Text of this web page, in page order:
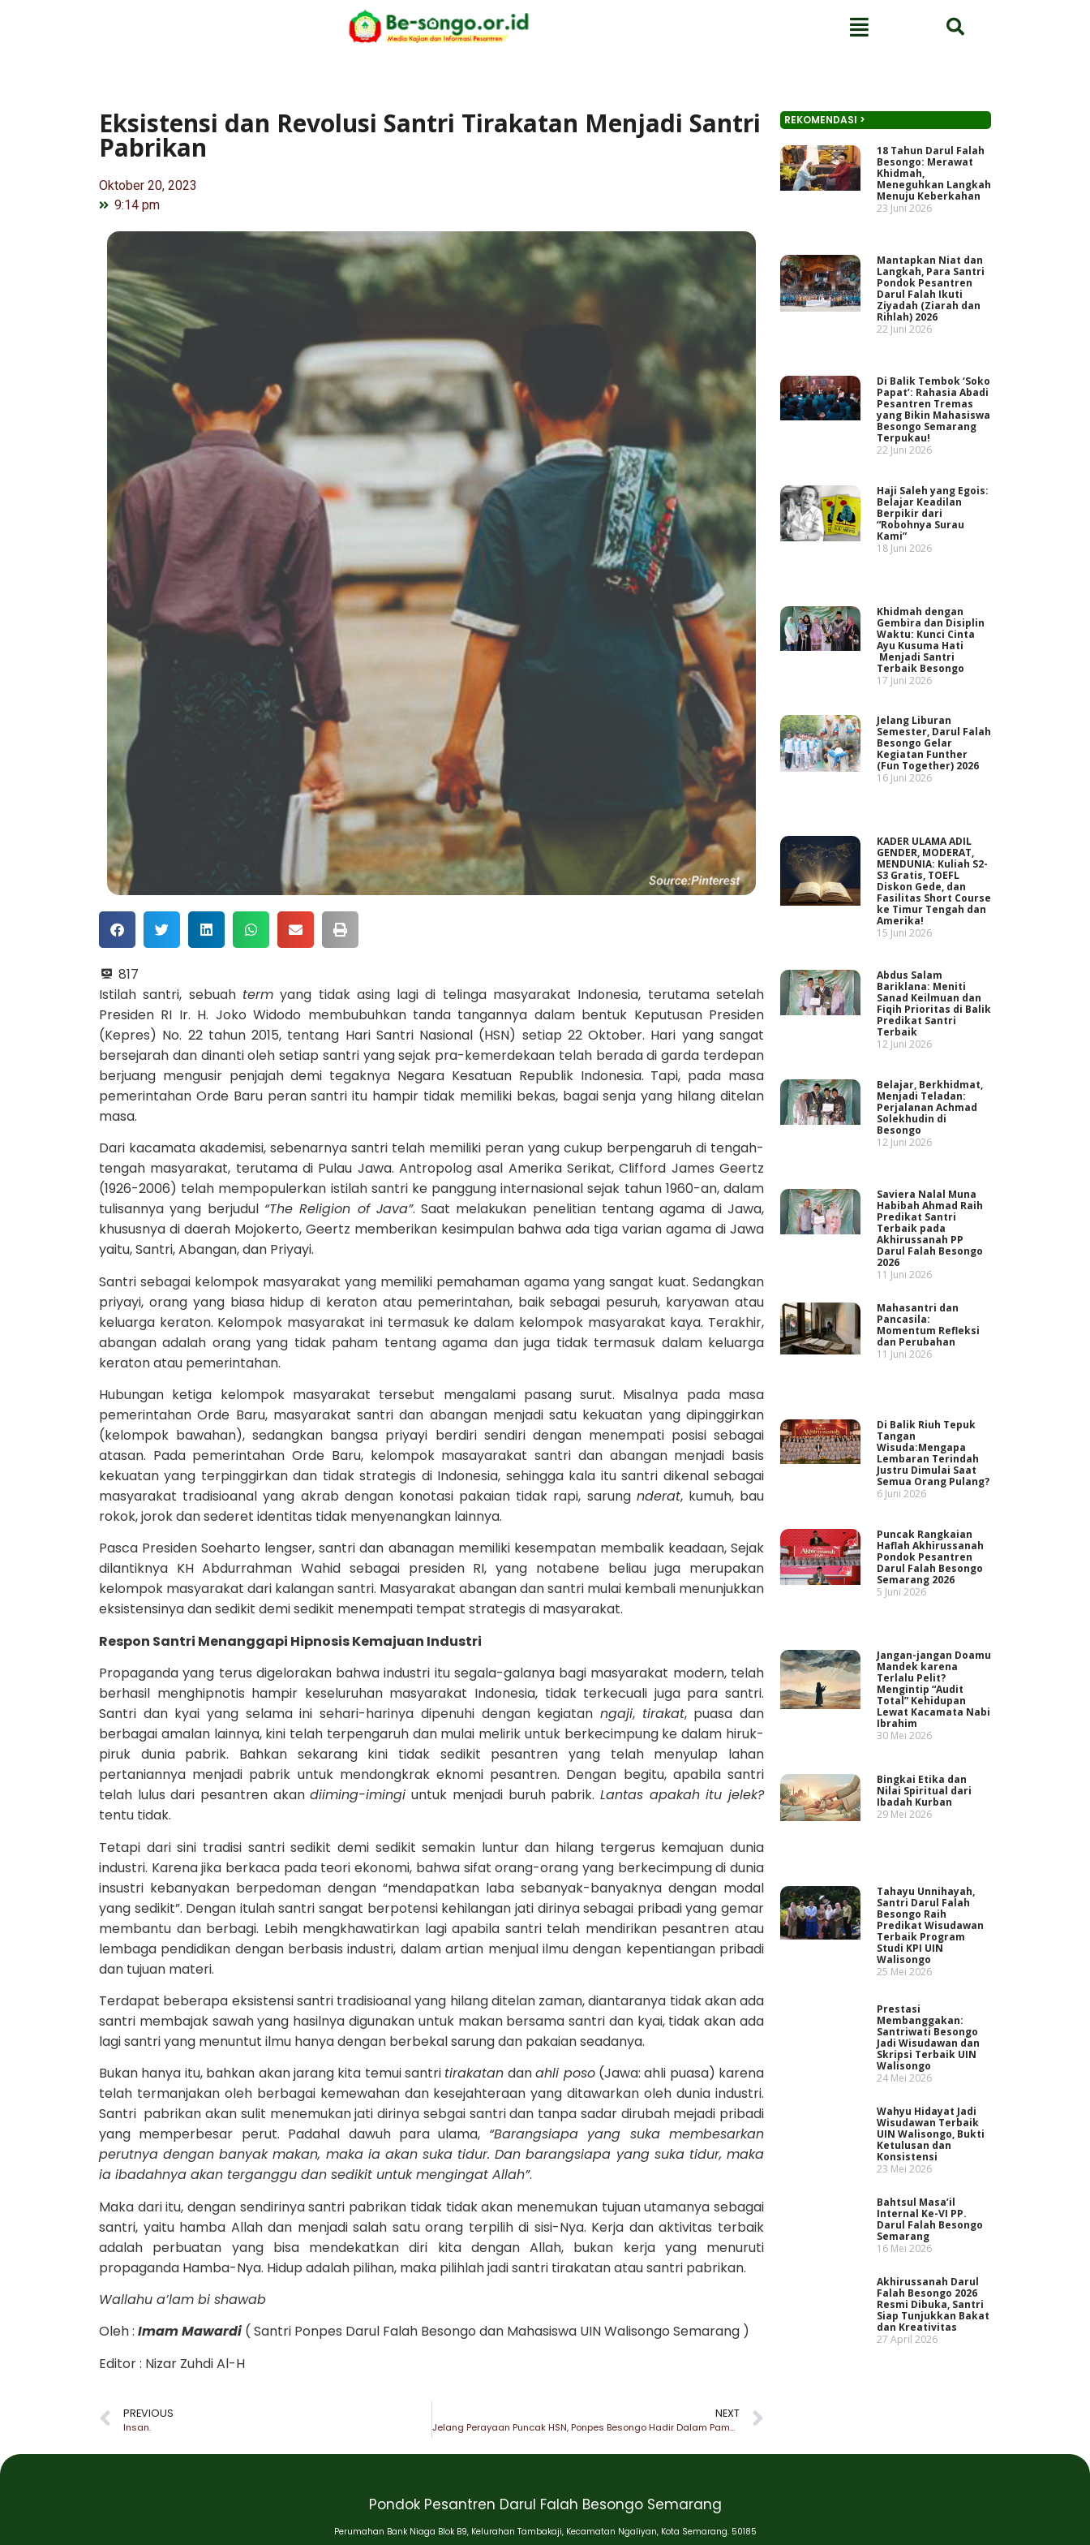
Eksistensi dan Revolusi Santri Tirakatan Menjadi Santri
Pabrikan
Oktober 20, 2023
9:14 pm
817
Istilah santri, sebuah termyang tidak asing lagi di telinga masyarakat Indonesia, terutama setelah
Presiden RI Ir. H. Joko Widodo membubuhkan tanda tangannya dalam bentuk Keputusan Presiden
(Kepres) No. 22 tahun 2015, tentang Hari Santri Nasional (HSN) setiap 22 Oktober. Hari yang sangat
bersejarah dan dinanti oleh setiap santri yang sejak pra-kemerdekaan telah berada di garda terdepan
berjuang mengusir penjajah demi tegaknya Negara Kesatuan Republik Indonesia. Tapi, pada masa
pemerintahan Orde Baru peran santri itu hampir tidak memiliki bekas, bagai senja yang hilang ditelan
masa.
Dari kacamata akademisi, sebenarnya santri telah memiliki peran yang cukup berpengaruh di tengah-
tengah masyarakat, terutama di Pulau Jawa. Antropolog asal Amerika Serikat, Clifford James Geertz
(1926-2006) telah mempopulerkan istilah santri ke panggung internasional sejak tahun 1960-an, dalam
tulisannya yang berjudul “The Religion of Java”. Saat melakukan penelitian tentang agama di Jawa,
khususnya di daerah Mojokerto, Geertz memberikan kesimpulan bahwa ada tiga varian agama di Jawa
yaitu, Santri, Abangan, dan Priyayi.
Santri sebagai kelompok masyarakat yang memiliki pemahaman agama yang sangat kuat. Sedangkan
priyayi, orang yang biasa hidup di keraton atau pemerintahan, baik sebagai pesuruh, karyawan atau
keluarga keraton. Kelompok masyarakat ini termasuk ke dalam kelompok masyarakat kaya. Terakhir,
abangan adalah orang yang tidak paham tentang agama dan juga tidak termasuk dalam keluarga
keraton atau pemerintahan.
Hubungan ketiga kelompok masyarakat tersebut mengalami pasang surut. Misalnya pada masa
pemerintahan Orde Baru, masyarakat santri dan abangan menjadi satu kekuatan yang dipinggirkan
(kelompok bawahan), sedangkan bangsa priyayi berdiri sendiri dengan menempati posisi sebagai
atasan. Pada pemerintahan Orde Baru, kelompok masayarakat santri dan abangan menjadi basis
kekuatan yang terpinggirkan dan tidak strategis di Indonesia, sehingga kala itu santri dikenal sebagai
masyarakat tradisioanal yang akrab dengan konotasi pakaian tidak rapi, sarung nderat, kumuh, bau
rokok, jorok dan sederet identitas tidak menyenangkan lainnya.
Pasca Presiden Soeharto lengser, santri dan abanagan memiliki kesempatan membalik keadaan, Sejak
dilantiknya KH Abdurrahman Wahid sebagai presiden RI, yang notabene beliau juga merupakan
kelompok masyarakat dari kalangan santri. Masyarakat abangan dan santri mulai kembali menunjukkan
eksistensinya dan sedikit demi sedikit menempati tempat strategis di masyarakat.
Respon Santri Menanggapi Hipnosis Kemajuan Industri
Propaganda yang terus digelorakan bahwa industri itu segala-galanya bagi masyarakat modern, telah
berhasil menghipnotis hampir keseluruhan masyarakat Indonesia, tidak terkecuali juga para santri.
Santri dan kyai yang selama ini sehari-harinya dipenuhi dengan kegiatan ngaji, tirakat, puasa dan
berbagai amalan lainnya, kini telah terpengaruh dan mulai melirik untuk berkecimpung ke dalam hiruk-
piruk dunia pabrik. Bahkan sekarang kini tidak sedikit pesantren yang telah menyulap lahan
pertaniannya menjadi pabrik untuk mendongkrak eknomi pesantren. Dengan begitu, apabila santri
telah lulus dari pesantren akandiiming-imingi untuk menjadi buruh pabrik. Lantas apakah itu jelek?
tentu tidak.
Tetapi dari sini tradisi santri sedikit demi sedikit semakin luntur dan hilang tergerus kemajuan dunia
industri. Karena jika berkaca pada teori ekonomi, bahwa sifat orang-orang yang berkecimpung di dunia
insustri kebanyakan berpedoman dengan “mendapatkan laba sebanyak-banyaknya dengan modal
yang sedikit”. Dengan itulah santri sangat berpotensi kehilangan jati dirinya sebagai pribadi yang gemar
membantu dan berbagi. Lebih mengkhawatirkan lagi apabila santri telah mendirikan pesantren atau
lembaga pendidikan dengan berbasis industri, dalam artian menjual ilmu dengan kepentiangan pribadi
dan tujuan materi.
Terdapat beberapa eksistensi santri tradisioanal yang hilang ditelan zaman, diantaranya tidak akan ada
santri membajak sawah yang hasilnya digunakan untuk makan bersama santri dan kyai, tidak akan ada
lagi santri yang menuntut ilmu hanya dengan berbekal sarung dan pakaian seadanya.
Bukan hanya itu, bahkan akan jarang kita temui santri tirakatan danahli poso(Jawa: ahli puasa) karena
telah termanjakan oleh berbagai kemewahan dan kesejahteraan yang ditawarkan oleh dunia industri.
Santri pabrikan akan sulit menemukan jati dirinya sebgai santri dan tanpa sadar dirubah mejadi pribadi
yang memperbesar perut. Padahal dawuh para ulama, “Barangsiapa yang suka membesarkan
perutnya dengan banyak makan, maka ia akan suka tidur. Dan barangsiapa yang suka tidur, maka
ia ibadahnya akan terganggu dan sedikit untuk mengingat Allah”.
Maka dari itu, dengan sendirinya santri pabrikan tidak tidak akan menemukan tujuan utamanya sebagai
santri, yaitu hamba Allah dan menjadi salah satu orang terpilih di sisi-Nya. Kerja dan aktivitas terbaik
adalah perbuatan yang bisa mendekatkan diri kita dengan Allah, bukan kerja yang menuruti
propaganda Hamba-Nya. Hidup adalah pilihan, maka pilihlah jadi santri tirakatan atau santri pabrikan.
Wallahu a’lam bi shawab
Oleh : Imam Mawardi( Santri Ponpes Darul Falah Besongo dan Mahasiswa UIN Walisongo Semarang )
Editor : Nizar Zuhdi Al-H
PREVIOUS
Insan.
NEXT
Jelang Perayaan Puncak HSN, Ponpes Besongo Hadir Dalam Pameran Kemandirian Pesantren 2023
REKOMENDASI >
18 Tahun Darul Falah
Besongo: Merawat
Khidmah,
Meneguhkan Langkah
Menuju Keberkahan
23 Juni 2026
Mantapkan Niat dan
Langkah, Para Santri
Pondok Pesantren
Darul Falah Ikuti
Ziyadah (Ziarah dan
Rihlah) 2026
22 Juni 2026
Di Balik Tembok ‘Soko
Papat’: Rahasia Abadi
Pesantren Tremas
yang Bikin Mahasiswa
Besongo Semarang
Terpukau!
22 Juni 2026
Haji Saleh yang Egois:
Belajar Keadilan
Berpikir dari
“Robohnya Surau
Kami”
18 Juni 2026
Khidmah dengan
Gembira dan Disiplin
Waktu: Kunci Cinta
Ayu Kusuma Hati
Menjadi Santri
Terbaik Besongo
17 Juni 2026
Jelang Liburan
Semester, Darul Falah
Besongo Gelar
Kegiatan Funther
(Fun Together) 2026
16 Juni 2026
KADER ULAMA ADIL
GENDER, MODERAT,
MENDUNIA: Kuliah S2-
S3 Gratis, TOEFL
Diskon Gede, dan
Fasilitas Short Course
ke Timur Tengah dan
Amerika!
15 Juni 2026
Abdus Salam
Bariklana: Meniti
Sanad Keilmuan dan
Fiqih Prioritas di Balik
Predikat Santri
Terbaik
12 Juni 2026
Belajar, Berkhidmat,
Menjadi Teladan:
Perjalanan Achmad
Solekhudin di
Besongo
12 Juni 2026
Saviera Nalal Muna
Habibah Ahmad Raih
Predikat Santri
Terbaik pada
Akhirussanah PP
Darul Falah Besongo
2026
11 Juni 2026
Mahasantri dan
Pancasila:
Momentum Refleksi
dan Perubahan
11 Juni 2026
Di Balik Riuh Tepuk
Tangan
Wisuda:Mengapa
Lembaran Terindah
Justru Dimulai Saat
Semua Orang Pulang?
6 Juni 2026
Puncak Rangkaian
Haflah Akhirussanah
Pondok Pesantren
Darul Falah Besongo
Semarang 2026
5 Juni 2026
Jangan-jangan Doamu
Mandek karena
Terlalu Pelit?
Mengintip “Audit
Total” Kehidupan
Lewat Kacamata Nabi
Ibrahim
30 Mei 2026
Bingkai Etika dan
Nilai Spiritual dari
Ibadah Kurban
29 Mei 2026
Tahayu Unnihayah,
Santri Darul Falah
Besongo Raih
Predikat Wisudawan
Terbaik Program
Studi KPI UIN
Walisongo
25 Mei 2026
Prestasi
Membanggakan:
Santriwati Besongo
Jadi Wisudawan dan
Skripsi Terbaik UIN
Walisongo
24 Mei 2026
Wahyu Hidayat Jadi
Wisudawan Terbaik
UIN Walisongo, Bukti
Ketulusan dan
Konsistensi
23 Mei 2026
Bahtsul Masa’il
Internal Ke-VI PP.
Darul Falah Besongo
Semarang
16 Mei 2026
Akhirussanah Darul
Falah Besongo 2026
Resmi Dibuka, Santri
Siap Tunjukkan Bakat
dan Kreativitas
27 April 2026
Pondok Pesantren Darul Falah Besongo Semarang
Perumahan Bank Niaga Blok B9, Kelurahan Tambakaji, Kecamatan Ngaliyan, Kota Semarang. 50185